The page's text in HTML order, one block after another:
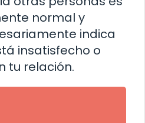
normal y
indica
insatisfecho o
tu relación.